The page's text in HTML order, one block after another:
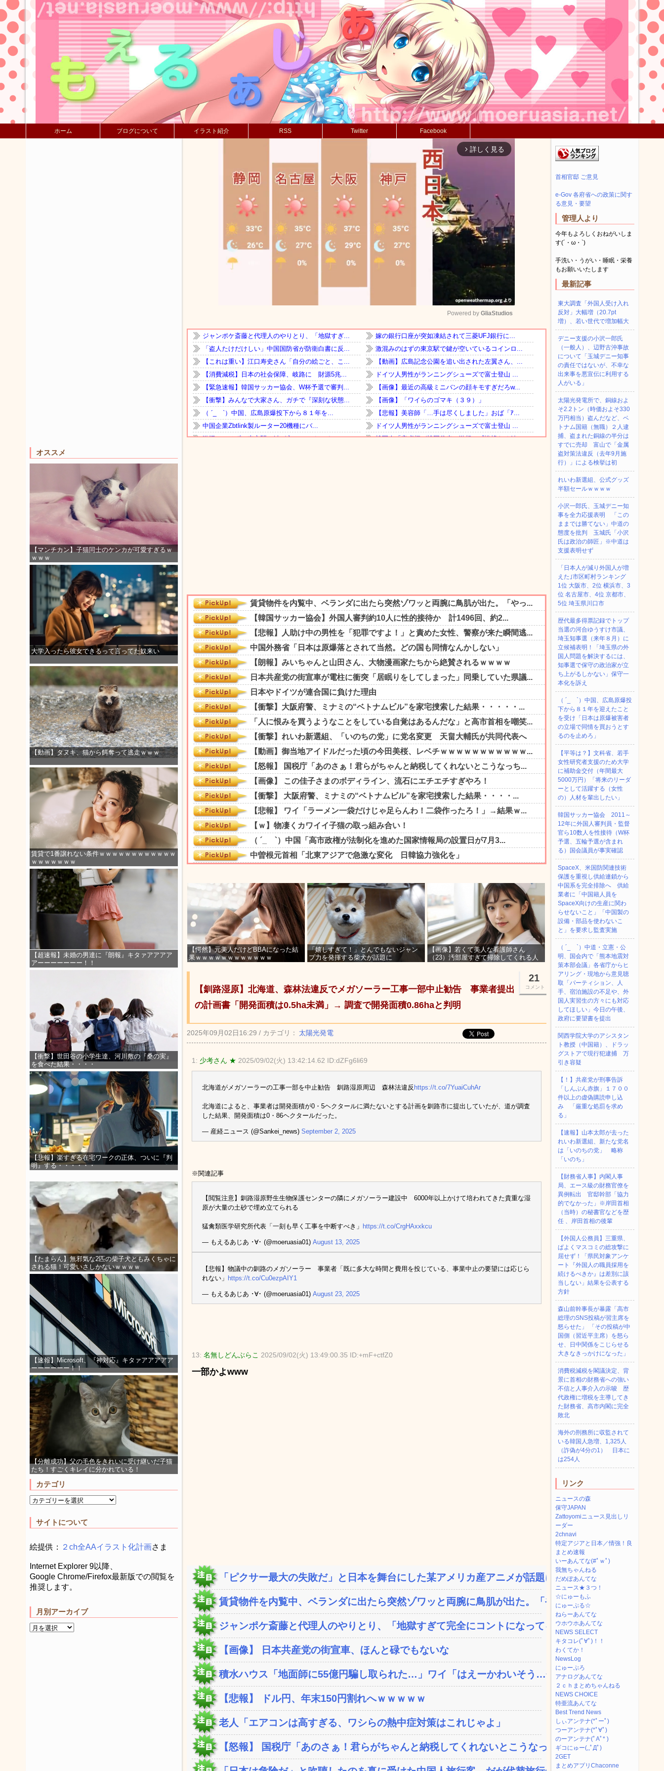
ホーム ブログについて イラスト紹介 RSS Twitter Facebook
オススメ
【マンチカン】子猫同士のケンカが可愛すぎるｗ
ｗｗｗ
大学入ったら彼女できるって言ってた奴来い
【動画】タヌキ、猫から餌奪って逃走ｗｗｗ
賃貸で1番譲れない条件ｗｗｗｗｗｗｗｗｗｗｗｗ
ｗｗｗｗｗｗｗ
【超速報】未婚の男達に『朗報』キタァアアアア
アーーーーーーー！！
【衝撃】世田谷の小学生達、河川敷の『桑の実』
を食べた結果・・・・
【悲報】楽すぎる在宅ワークの正体、ついに『判
明』する・・・・・・
【たまらん】無邪気な2匹の柴子犬ともみくちゃに
される猫！可愛いさしかないｗｗｗｗ
【速報】Microsoft、『神対応』キタァアアアアア
ーーーーーー！！
【分離成功】父の毛色をきれいに受け継いだ子猫
たち！すごくキレイに分かれている！
カテゴリ
サイトについて
絵提供： ２ch全AAイラスト化計画さま
Internet Explorer 9以降、
Google Chrome/Firefox最新版での閲覧を
推奨します。
月別アーカイブ
arrow_forward_ios 詳しく見る
Mute
Powered by GliaStudios
【愕然】元美人だけどBBAになった結
果ｗｗｗｗｗｗｗｗｗｗｗｗ
「嬉しすぎて！」とんでもないジャン
プ力を発揮する柴犬が話題に
【画像】若くて美人な看護師さん
（23）汚部屋すぎて掃除してくれる人
21
コメント
【釧路湿原】北海道、森林法違反でメガソーラー工事一部中止勧告 事業者提出
の計画書「開発面積は0.5ha未満」→ 調査で開発面積0.86haと判明
2025年09月02日16:29 / カテゴリ： 太陽光発電
1: 少考さん ★ 2025/09/02(火) 13:42:14.62 ID:dZFg6li69
北海道がメガソーラーの工事一部を中止勧告 釧路湿原周辺 森林法違反 https://t.co/7YuaiCuhAr
北海道によると、事業者は開発面積が0・5ヘクタールに満たないとする計画を釧路市に提出していたが、道が調査
した結果、開発面積は0・86ヘクタールだった。
— 産経ニュース (@Sankei_news) September 2, 2025
※関連記事
【閲覧注意】釧路湿原野生生物保護センターの隣にメガソーラー建設中 6000年以上かけて培われてきた貴重な湿
原が大量の土砂で埋め立てられる
猛禽類医学研究所代表「一刻も早く工事を中断すべき」 https://t.co/CrgHAxxkcu
— もえるあじあ ･∀･ (@moeruasia01) August 13, 2025
【悲報】物議中の釧路のメガソーラー 事業者「既に多大な時間と費用を投じている、事業中止の要望には応じら
れない」 https://t.co/Cu0ezpAIY1
— もえるあじあ ･∀･ (@moeruasia01) August 23, 2025
13: 名無しどんぶらこ 2025/09/02(火) 13:49:00.35 ID:+mF+ctfZ0
一部かよwww
「ピクサー最大の失敗だ」と日本を舞台にした某アメリカ産アニメが話題に、...
賃貸物件を内覧中、ベランダに出たら突然ゾワッと両腕に鳥肌が出た。「やっ...
ジャンポケ斎藤と代理人のやりとり、「地獄すぎて完全にコントになってる…...
【画像】 日本共産党の街宣車、ほんと碌でもないな
積水ハウス「地面師に55億円騙し取られた…」ワイ「はえーかわいそう…会...
【悲報】 ドル円、年末150円割れへｗｗｗｗｗ
老人「エアコンは高すぎる、ワシらの熱中症対策はこれじゃよ」
【怒報】 国税庁「あのさぁ！君らがちゃんと納税してくれないとこうなっち...
首相官邸 ご意見
e-Gov 各府省への政策に関す
る意見・要望
管理人より
今年もよろしくおねがいしま
す(´・ω・`)
手洗い・うがい・睡眠・栄養
もお願いいたします
最新記事
東大調査「外国人受け入れ
反対」大幅増（20.7pt
増）、若い世代で増加幅大
デニー支援の小沢一郎氏
（一般人）、辺野古沖事故
について「玉城デニー知事
の責任ではないが、不幸な
出来事を悪宣伝に利用する
人がいる」
太陽光発電所で、銅線およ
そ2.2トン（時価およそ330
万円相当）盗んだなど、ベ
トナム国籍（無職）２人逮
捕、盗まれた銅線の半分は
すでに売却 富山で「金属
盗対策法違反（去年9月施
行）」による検挙は初
れいわ新選組、公式グッズ
半額セールｗｗｗｗ
小沢一郎氏、玉城デニー知
事を全力応援表明 「この
ままでは勝てない」中道の
態度を批判 玉城氏「小沢
氏は政治の師匠」※中道は
支援表明せず
「日本人が減り外国人が増
えた｣市区町村ランキング
1位 大阪市、2位 横浜市、3
位 名古屋市、4位 京都市、
5位 埼玉県川口市
歴代最多得票記録でトップ
当選の河合ゆうすけ市議、
埼玉知事選（来年８月）に
立候補表明！「埼玉県の外
国人問題を解決するには、
知事選で保守の政治家が立
ち上がるしかない」保守一
本化を訴え
（ ´_ゝ`）中国、広島原爆投
下から８１年を迎えたこと
を受け「日本は原爆被害者
の立場で同情を買おうとす
るのを止めろ」
【平等は？】文科省、若手
女性研究者支援のため大学
に補助金交付（年間最大
5000万円）「将来のリーダ
ーとして活躍する（女性
の）人材を輩出したい」
韓国サッカー協会 2011～
12年に外国人審判員・監督
官ら10数人を性接待（W杯
予選、五輪予選が含まれ
る）国会議員が事実確認
SpaceX、米国防関連技術
保護を重視し供給連鎖から
中国系を完全排除へ 供給
業者に「中国籍人員を
SpaceX向けの生産に関わ
らせないこと」「中国製の
設備・部品を使わないこ
と」を要求し監査実施
（ ´_ゝ`）中道・立憲・公
明、国会内で「熊本地震対
策本部会議」各省庁からヒ
アリング・現地から意見聴
取「パーティション、人
手、宿泊施設の不足や、外
国人実習生の方々にも対応
してほしい」今日の午後、
政府に要望書を提出
関西学院大学のアシスタン
ト教授（中国籍）、ドラッ
グストアで現行犯逮捕 万
引き容疑
【！】共産党が刑事告訴
「しんぶん赤旗」１７００
件以上の虚偽購読申し込
み 「厳重な処罰を求め
る」
【速報】山本太郎が去った
れいわ新選組、新たな党名
は「いのちの党」 略称
「いのち」
【財務省人事】内閣人事
局、エース級の財務官僚を
異例転出 官邸幹部「協力
的でなかった」※岸田首相
（当時）の秘書官などを歴
任 、岸田首相の後輩
【外国人公務員】三重県、
ぱよくマスコミの総攻撃に
屈せず！「県民対象アンケ
ート『外国人の職員採用を
続けるべきか』は差別に該
当しない」結果を公表する
方針
森山前幹事長が暴露「高市
総理のSNS投稿が習主席を
怒らせた」 「その投稿が中
国側（習近平主席）を怒ら
せ、日中関係をこじらせる
大きなきっかけになった」
消費税減税を閣議決定、背
景に首相の財務省への強い
不信と人事介入の示唆 歴
代政権に増税を主導してき
た財務省、高市内閣に完全
敗北
海外の刑務所に収監されて
いる韓国人急増、1,325人
（詐偽が4分の1） 日本に
は254人
リンク
ニュースの森
保守JAPAN
Zattoyomiニュース見出しリ
ーダー
2chnavi
特定アジアと日本／情強！良
まとめ速報
いーあんてな(#ﾟｗﾟ)
我無ちゃんねる
だめぽあんてな
ニュース★３つ！
☆にゅーもふ
にゅーぷる☆
ねらーあんてな
ウホウホあんてな
NEWS SELECT
キタコレ(ﾟ∀ﾟ)！！
わくてか！
NewsLog
にゅーぷろ
アナログあんてな
２ｃｈまとめちゃんねる
NEWS CHOICE
特亜流あんてな
Best Trend News
しぃアンテナ(*ﾟーﾟ)
つーアンテナ(*ﾟ∀ﾟ)
のーアンテナ(ﾟAﾟ* )
ギコにゅー(,,ﾟДﾟ)
2GET
まとめアプリChaconne